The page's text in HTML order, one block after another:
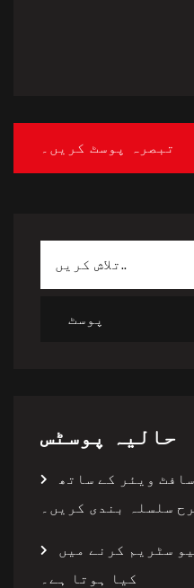
حالیہ پوسٹس
ویئر کے ساتھ
سلسلہ بندی کریں۔
سٹریم کرنے میں
کیا ہوتا ہے۔